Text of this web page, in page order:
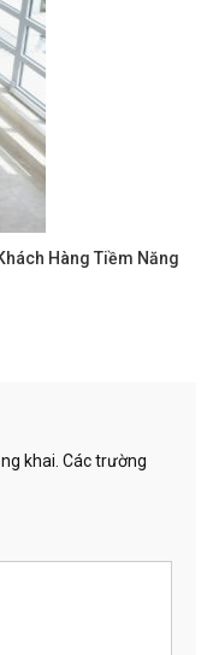
Hàng Tiềm Năng
khai. Các trường